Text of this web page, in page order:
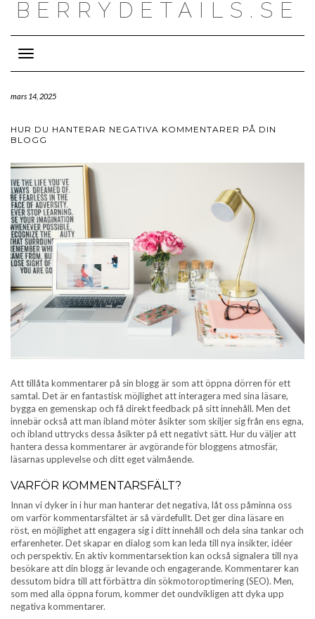
BERRYDETAILS.SE
Navigation
mars 14, 2025
HUR DU HANTERAR NEGATIVA KOMMENTARER PÅ DIN
BLOGG
Att tillåta kommentarer på sin blogg är som att öppna dörren för ett
samtal. Det är en fantastisk möjlighet att interagera med sina läsare,
bygga en gemenskap och få direkt feedback på sitt innehåll. Men det
innebär också att man ibland möter åsikter som skiljer sig från ens egna,
och ibland uttrycks dessa åsikter på ett negativt sätt. Hur du väljer att
hantera dessa kommentarer är avgörande för bloggens atmosfär,
läsarnas upplevelse och ditt eget välmående.
VARFÖR KOMMENTARSFÄLT?
Innan vi dyker in i hur man hanterar det negativa, låt oss påminna oss
om varför kommentarsfältet är så värdefullt. Det ger dina läsare en
röst, en möjlighet att engagera sig i ditt innehåll och dela sina tankar och
erfarenheter. Det skapar en dialog som kan leda till nya insikter, idéer
och perspektiv. En aktiv kommentarsektion kan också signalera till nya
besökare att din blogg är levande och engagerande. Kommentarer kan
dessutom bidra till att förbättra din sökmotoroptimering (SEO). Men,
som med alla öppna forum, kommer det oundvikligen att dyka upp
negativa kommentarer.